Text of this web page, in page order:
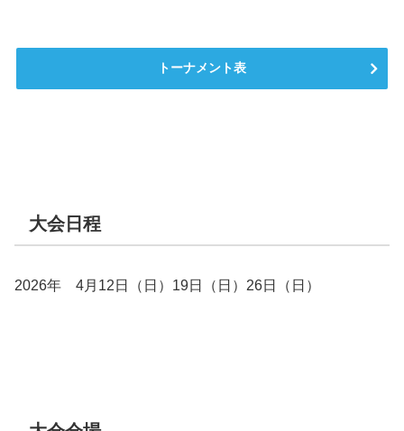
トーナメント表
大会日程
2026年 4月12日（日）19日（日）26日（日）